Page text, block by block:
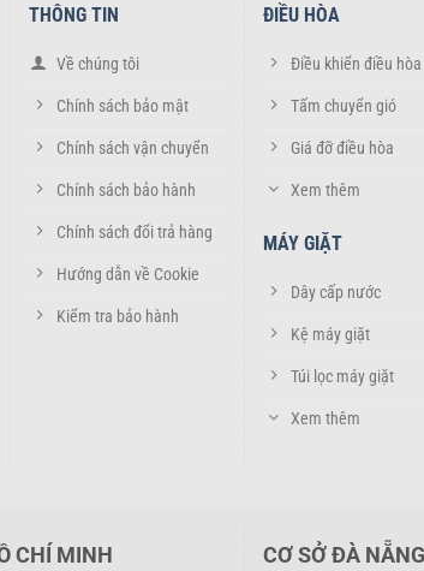
Cấu tạo cơ bản của
bao gồm các nan lá
liệu thường được sử dụng là nhôm cao cấp, có khả
hòa
từ dàn nóng ra xa nhà, bảo vệ cây cối, hoa lá và
hưởng đến sự yên tĩnh của gia đình và khu vực
và yên tĩnh hơn.
theo hướng hợp lý, hiệu quả làm mát của dàn nóng
tế góp phần tăng tính thẩm mỹ cho tổng thể công
THÔNG TIN
Về chúng tôi
Chính sách bảo mật
Chính sách vận chuyển
Chính sách bảo hành
Chính sách đổi trả hàng
Hướng dẫn về Cookie
Kiểm tra bảo hành
ĐIỀU HÒA
Điều khiển điều hòa
Tấm chuyển gió
Giá đỡ điều hòa
Xem thêm
MÁY GIẶT
Dây cấp nước
Kệ máy giặt
Túi lọc máy giặt
Xem thêm
CHÍ MINH CƠ SỞ ĐÀ NẴNG